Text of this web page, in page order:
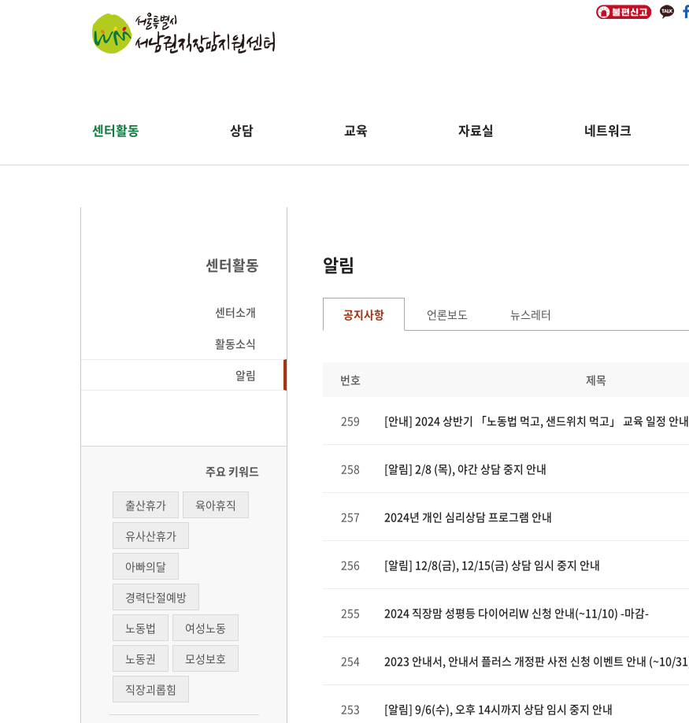
센터활동 상담 교육 자료실 네트워크
센터활동
센터소개
활동소식
알림
주요 키워드
출산휴가
육아휴직
유사산휴가
아빠의달
경력단절예방
노동법
여성노동
노동권
모성보호
직장괴롭힘
알림
공지사항 언론보도 뉴스레터
번호 제목
259 [안내] 2024 상반기 「노동법 먹고, 샌드위치 먹고」 교육 일정 안내
258 [알림] 2/8 (목), 야간 상담 중지 안내
257 2024년 개인 심리상담 프로그램 안내
256 [알림] 12/8(금), 12/15(금) 상담 임시 중지 안내
255 2024 직장맘 성평등 다이어리W 신청 안내(~11/10) -마감-
254 2023 안내서, 안내서 플러스 개정판 사전 신청 이벤트 안내 (~10/
253 [알림] 9/6(수), 오후 14시까지 상담 임시 중지 안내